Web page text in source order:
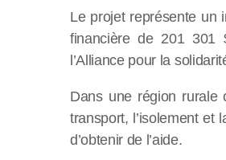
Le projet représente un
financière de 201 301
l’Alliance pour la
Dans une région rurale
transport, l’isolement et
d’obtenir de l’aide.